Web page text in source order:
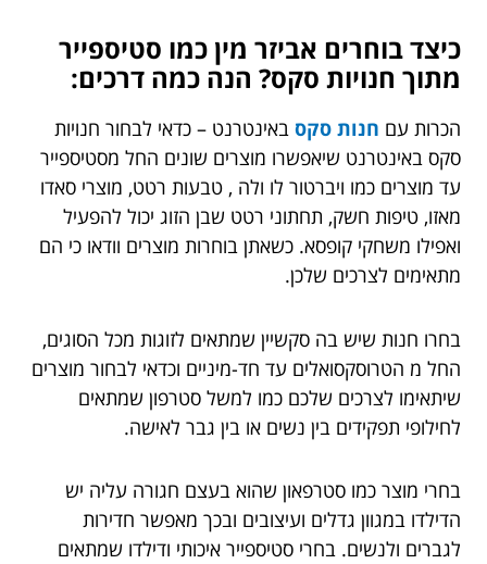
כיצד בוחרים אביזר מין כמו סטיספייר
מתוך חנויות סקס? הנה כמה דרכים:
הכרות עם חנות סקס באינטרנט – כדאי לבחור חנויות
סקס באינטרנט שיאפשרו מוצרים שונים החל מסטיספייר
עד מוצרים כמו ויברטור לו ולה , טבעות רטט, מוצרי סאדו
מאזו, טיפות חשק, תחתוני רטט שבן הזוג יכול להפעיל
ואפילו משחקי קופסא. כשאתן בוחרות מוצרים וודאו כי הם
מתאימים לצרכים שלכן.
בחרו חנות שיש בה סקשיין שמתאים לזוגות מכל הסוגים,
החל מ הטרוסקסואלים עד חד-מיניים וכדאי לבחור מוצרים
שיתאימו לצרכים שלכם כמו למשל סטרפון שמתאים
לחילופי תפקידים בין נשים או בין גבר לאישה.
בחרי מוצר כמו סטרפאון שהוא בעצם חגורה עליה יש
הדילדו במגוון גדלים ועיצובים ובכך מאפשר חדירות
לגברים ולנשים. בחרי סטיספייר איכותי ודילדו שמתאים